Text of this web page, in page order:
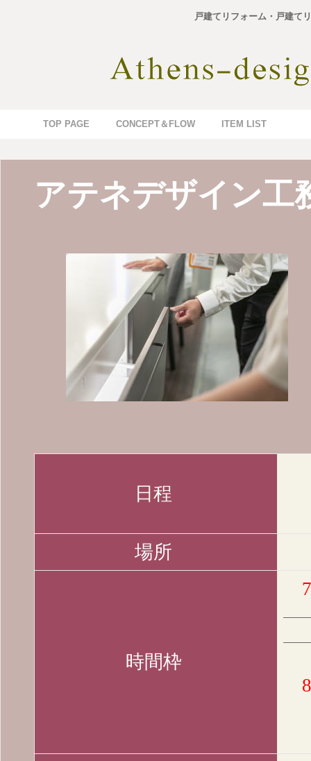
戸建てリフォーム・戸建て
アテネデザイン工
日程
場所
時間枠
7
・
8
TOP PAGE CONCEPT＆FLOW ITEM LIST